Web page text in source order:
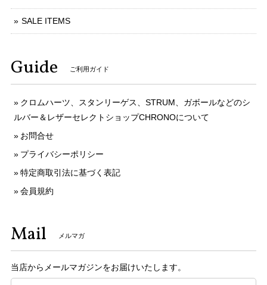
SALE ITEMS
Guide ご利用ガイド
クロムハーツ、スタンリーゲス、STRUM、ガボールなどのシ
ルバー＆レザーセレクトショップCHRONOについて
お問合せ
プライバシーポリシー
特定商取引法に基づく表記
会員規約
Mail メルマガ
当店からメールマガジンをお届けいたします。